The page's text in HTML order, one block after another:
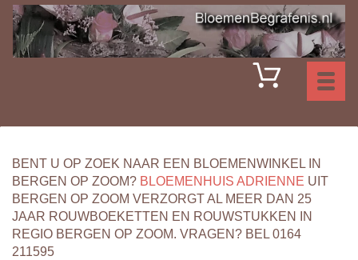
BENT U OP ZOEK NAAR EEN BLOEMENWINKEL IN
BERGEN OP ZOOM? BLOEMENHUIS ADRIENNE UIT
BERGEN OP ZOOM VERZORGT AL MEER DAN 25
JAAR ROUWBOEKETTEN EN ROUWSTUKKEN IN
REGIO BERGEN OP ZOOM. VRAGEN? BEL 0164
211595